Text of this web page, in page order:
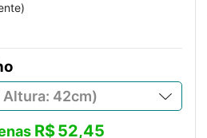
R$52,45